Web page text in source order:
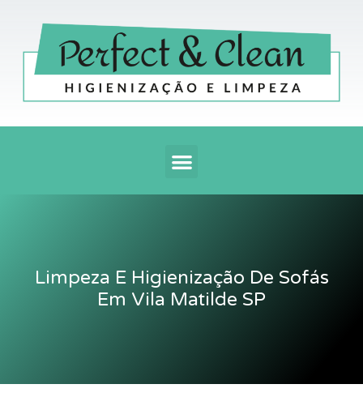
conteúdo
Menu
Limpeza E Higienização De Sofás
Em Vila Matilde SP